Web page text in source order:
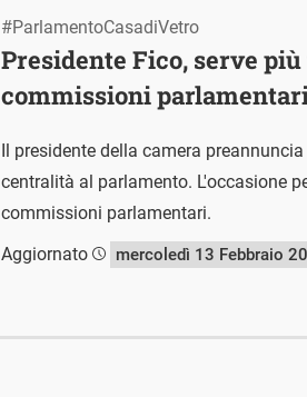
Presidente Fico, serve
commissioni
#ParlamentoCasadiVetro
Il presidente della camera
centralità al parlamento. L'occasione
commissioni parlamentari.
Aggiornato
mercoledì 13 Febbraio